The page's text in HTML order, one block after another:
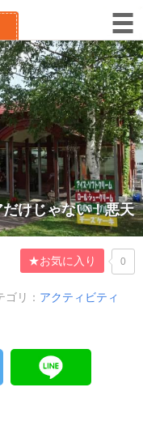
けじゃない！悪天
★お気に入り 0
ゴリ： アクティビティ